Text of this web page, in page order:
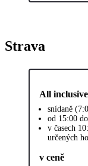
Strava
All inclusive
snídaně
od 15:00
v časech
určených
v ceně